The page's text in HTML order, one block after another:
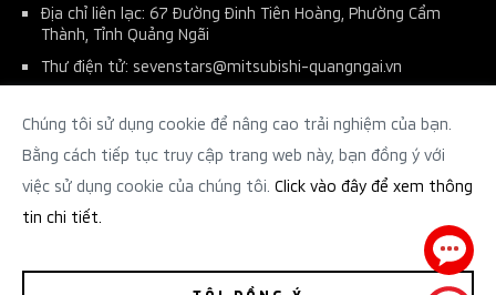
Địa chỉ liên lạc: 67 Đường Đinh Tiên Hoàng, Phường Cẩm
Thành, Tỉnh Quảng Ngãi
Thư điện tử: sevenstars@mitsubishi-quangngai.vn
Tên người chịu trách nhiệm: Tạ Minh Thiên - Phó Giám Đốc
Điều Hành
Chúng tôi sử dụng cookie để nâng cao trải nghiệm của bạn.
Bằng cách tiếp tục truy cập trang web này, bạn đồng ý với
việc sử dụng cookie của chúng tôi. Click vào đây để xem thông
tin chi tiết.